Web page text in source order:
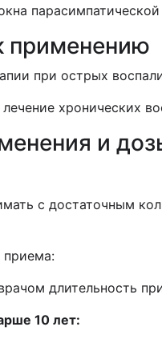
применению
при острых
хронических
и
с достаточным
приема:
длительность
10 лет: